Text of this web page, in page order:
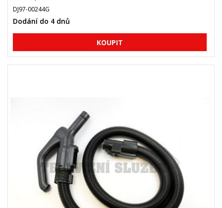
DJ97-00244G
Dodání do 4 dnů